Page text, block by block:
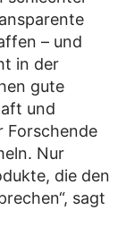
– und
in der
gute
und
Forschende
Nur
die den
sagt